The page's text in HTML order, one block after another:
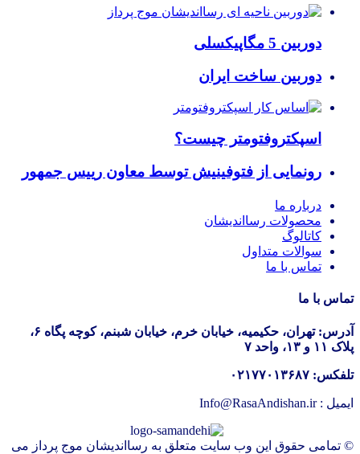
دوربین 5 مگاپیکسلی
دوربین ساخت ایران
اسپکتروفتومتر چیست؟
رونمایی از فتوفینیش توسط معاون رییس جمهور
درباره ما
محصولات رسااندیشان
کاتالوگ
سوالات متداول
تماس با ما
تماس با ما
آدرس: تهران، حکیمیه، خیابان خرم، خیابان شبنم، کوچه پگاه ۶،
پلاک ۱۱ و ۱۳، واحد ۷
تلفکس: ۰۲۱۷۷۰۱۳۶۸۷
ایمیل : Info@RasaAndishan.ir
© تمامی حقوق این وب سایت متعلق به رسااندیشان موج پرداز می